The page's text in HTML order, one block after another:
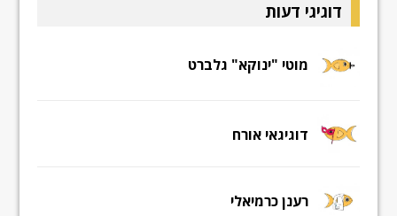
דוגיגי דעות
מוטי "ינוקא" גלברט
דוגיגאי אורח
רענן כרמיאלי